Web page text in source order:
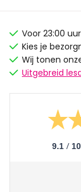
Voor 23:00
Kies je
Wij tonen
Uitgebreid
9.1 / 10